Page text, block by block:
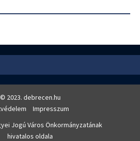
© 2023. debrecen.hu
Impresszum
Jogú Város Önkormányzatának
hivatalos oldala